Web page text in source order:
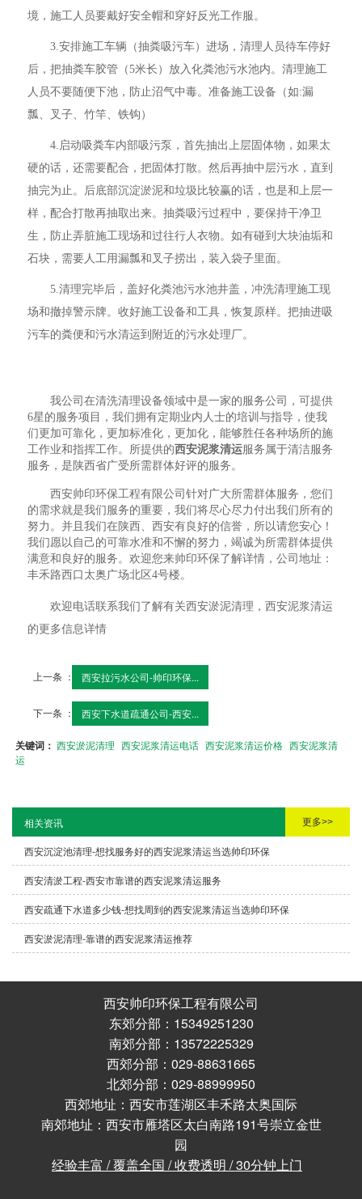
境，施工人员要戴好安全帽和穿好反光工作服。
3.安排施工车辆（抽粪吸污车）进场，清理人员待车停好
后，把抽粪车胶管（5米长）放入化粪池污水池内。清理施工
人员不要随便下池，防止沼气中毒。准备施工设备（如:漏
瓢、叉子、竹竿、铁钩）
4.启动吸粪车内部吸污泵，首先抽出上层固体物，如果太
硬的话，还需要配合，把固体打散。然后再抽中层污水，直到
抽完为止。后底部沉淀淤泥和垃圾比较赢的话，也是和上层一
样，配合打散再抽取出来。抽粪吸污过程中，要保持干净卫
生，防止弄脏施工现场和过往行人衣物。如有碰到大块油垢和
石块，需要人工用漏瓢和叉子捞出，装入袋子里面。
5.清理完毕后，盖好化粪池污水池井盖，冲洗清理施工现
场和撤掉警示牌。收好施工设备和工具，恢复原样。把抽进吸
污车的粪便和污水清运到附近的污水处理厂。
我公司在清洗清理设备领域中是一家的服务公司，可提供
6星的服务项目，我们拥有定期业内人士的培训与指导，使我
们更加可靠化，更加标准化，更加化，能够胜任各种场所的施
工作业和指挥工作。所提供的西安泥浆清运服务属于清洁服务
服务，是陕西省广受所需群体好评的服务。
西安帅印环保工程有限公司针对广大所需群体服务，您们
的需求就是我们服务的重要，我们将尽心尽力付出我们所有的
努力。并且我们在陕西、西安有良好的信誉，所以请您安心！
我们愿以自己的可靠水准和不懈的努力，竭诚为所需群体提供
满意和良好的服务。欢迎您来帅印环保了解详情，公司地址：
丰禾路西口太奥广场北区4号楼。
欢迎电话联系我们了解有关西安淤泥清理，西安泥浆清运
的更多信息详情
上一条 ： 西安拉污水公司-帅印环保...
下一条 ： 西安下水道疏通公司-西安...
关键词：西安淤泥清理 西安泥浆清运电话 西安泥浆清运价格 西安泥浆清
运
相关资讯 更多>>
西安沉淀池清理-想找服务好的西安泥浆清运当选帅印环保
西安清淤工程-西安市靠谱的西安泥浆清运服务
西安疏通下水道多少钱-想找周到的西安泥浆清运当选帅印环保
西安淤泥清理-靠谱的西安泥浆清运推荐
西安帅印环保工程有限公司
东郊分部：15349251230
南郊分部：13572225329
西郊分部：029-88631665
北郊分部：029-88999950
西郊地址：西安市莲湖区丰禾路太奥国际
南郊地址：西安市雁塔区太白南路191号崇立金世
园
经验丰富 / 覆盖全国 / 收费透明 / 30分钟上门